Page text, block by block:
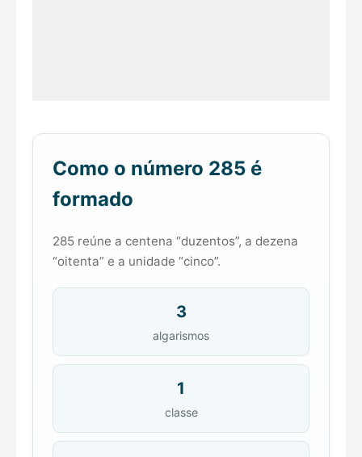
Como o número 285 é
formado
285 reúne a centena “duzentos”, a dezena
“oitenta” e a unidade “cinco”.
3
algarismos
1
classe